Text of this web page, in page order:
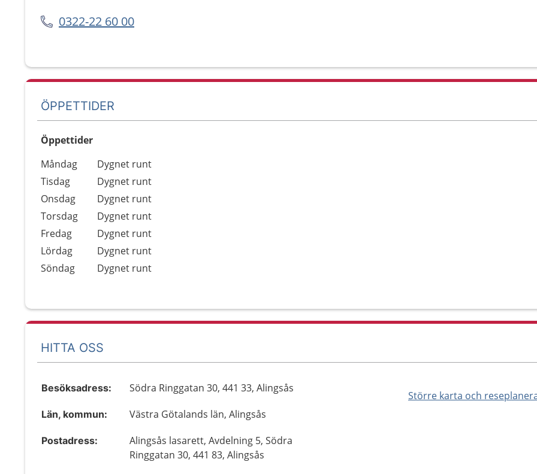
0322-22 60 00
ÖPPETTIDER
Öppettider
Dag
Öppettider
Kommentarer
Måndag
Dygnet runt
Tisdag
Dygnet runt
Onsdag
Dygnet runt
Torsdag
Dygnet runt
Fredag
Dygnet runt
Lördag
Dygnet runt
Söndag
Dygnet runt
HITTA OSS
Större karta och
Besöksadress: Södra Ringgatan 30, 441 33, Alingsås
Län, kommun: Västra Götalands län, Alingsås
Postadress:
Alingsås lasarett, Avdelning 5, Södra
Ringgatan 30, 441 83, Alingsås